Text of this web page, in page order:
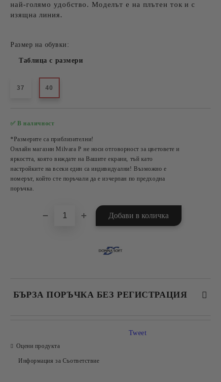
най-голямо удобство. Моделът е на плътен ток и с
изящна линия.
Размер на обувки:
Таблица с размери
37 40
✅ В наличност
*Размерите са приблизителни!
Онлайн магазин Milvara P не носи отговорност за цветовете и
яркостта, която виждате на Вашите екрани, тъй като
настройките на всеки един са индивидуални! Възможно е
номерът, който сте поръчали да е изчерпан по предходна
поръчка.
БЪРЗА ПОРЪЧКА БЕЗ РЕГИСТРАЦИЯ
Оцени продукта
Информация за Съответствие
Tweet